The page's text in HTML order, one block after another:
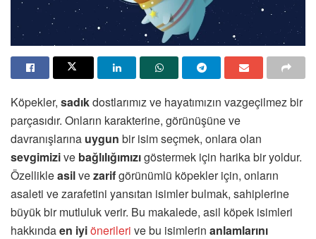
Köpekler, sadıkdostlarımız ve hayatımızın vazgeçilmez bir
parçasıdır. Onların karakterine, görünüşüne ve
davranışlarına uygun bir isim seçmek, onlara olan
sevgimizive bağlılığımızıgöstermek için harika bir yoldur.
Özellikleasilvezarifgörünümlü köpekler için, onların
asaleti ve zarafetini yansıtan isimler bulmak, sahiplerine
büyük bir mutluluk verir. Bu makalede, asil köpek isimleri
hakkındaen iyiönerileri ve bu isimlerin anlamlarını